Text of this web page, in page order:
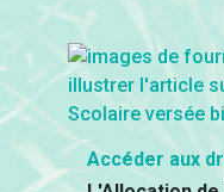
Accéder aux